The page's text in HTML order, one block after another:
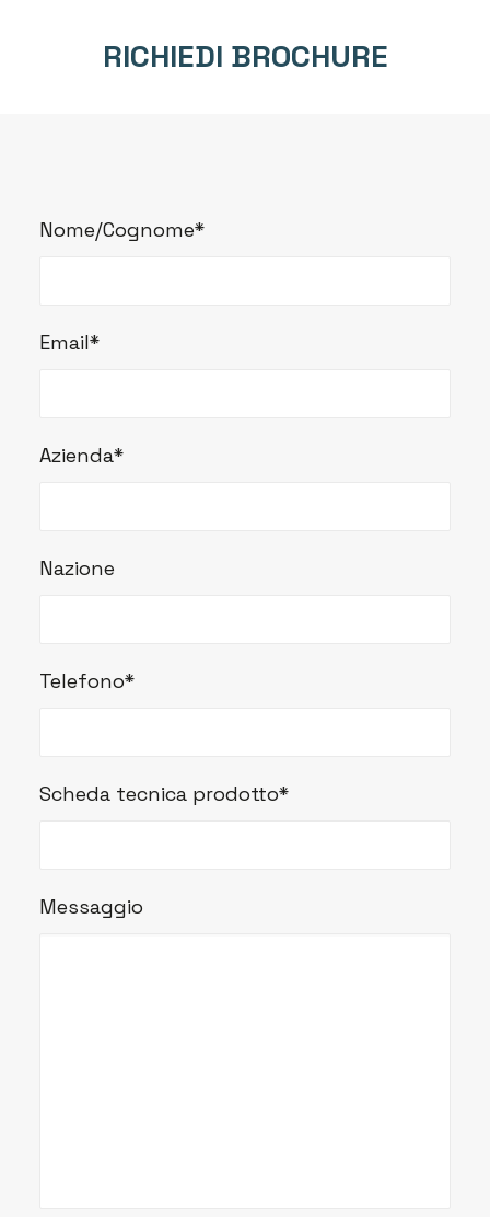
RICHIEDI BROCHURE
Nome/Cognome*
Email*
Azienda*
Nazione
Telefono*
Scheda tecnica prodotto*
Messaggio